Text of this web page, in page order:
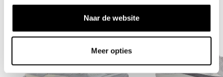
Naar de website
Meer opties